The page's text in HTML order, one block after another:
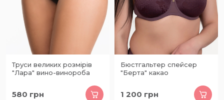
Труси великих розмірів
"Лара" вино-винороба
580 грн
Бюстгальтер спейсер
"Берта" какао
1 200 грн